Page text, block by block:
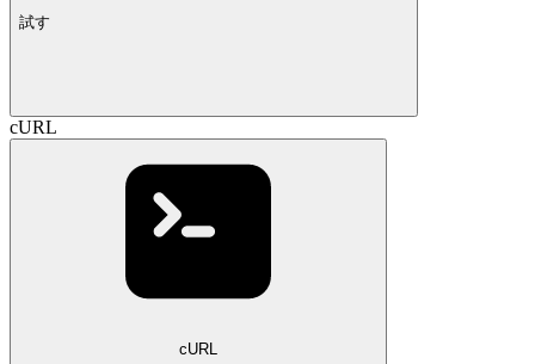
試す
cURL
cURL